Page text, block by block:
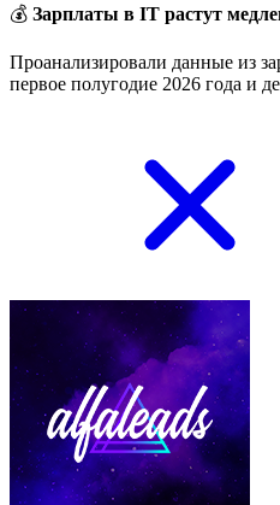
💰 Зарплаты в IT растут
Проанализировали данные из
первое полугодие 2026 года и